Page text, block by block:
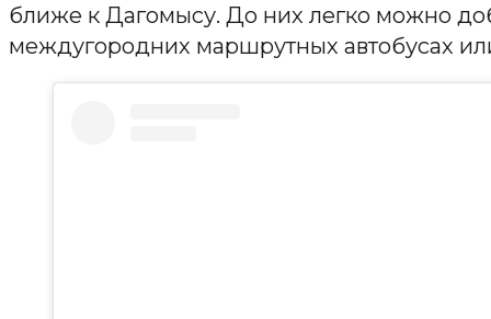
ближе к Дагомысу. До них легко можно
междугородних маршрутных автобусах